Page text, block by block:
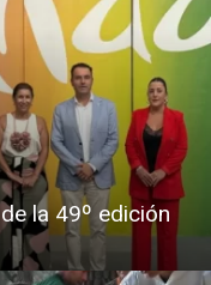
la 49º edición